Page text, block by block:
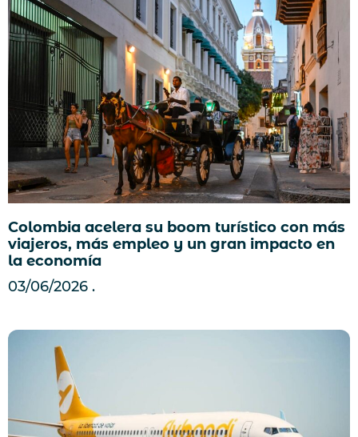
Colombia acelera su boom turístico con más
viajeros, más empleo y un gran impacto en
la economía
03/06/2026